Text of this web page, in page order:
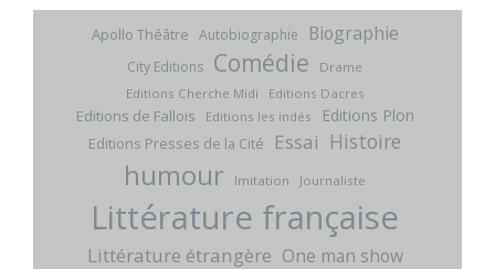
Apollo Théâtre Autobiographie Biographie
City Editions Comédie
Drame
Editions Cherche Midi
Editions Dacres
Editions de Fallois Editions les indés Editions Plon
Editions Presses de la Cité Essai Histoire
humour Imitation Journaliste
Littérature française
Littérature étrangère One man show